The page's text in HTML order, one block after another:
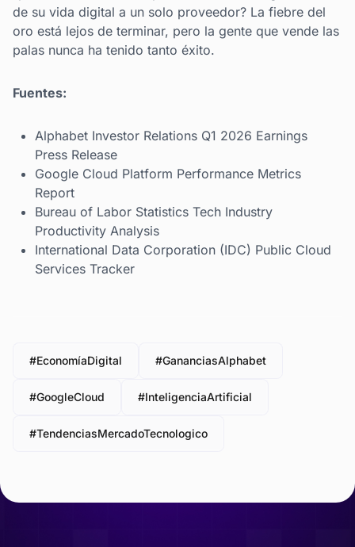
de su vida digital a un solo proveedor? La fiebre del
oro está lejos de terminar, pero la gente que vende las
palas nunca ha tenido tanto éxito.
Fuentes:
Alphabet Investor Relations Q1 2026 Earnings
Press Release
Google Cloud Platform Performance Metrics
Report
Bureau of Labor Statistics Tech Industry
Productivity Analysis
International Data Corporation (IDC) Public Cloud
Services Tracker
#EconomíaDigital #GananciasAlphabet
#GoogleCloud #InteligenciaArtificial
#TendenciasMercadoTecnologico